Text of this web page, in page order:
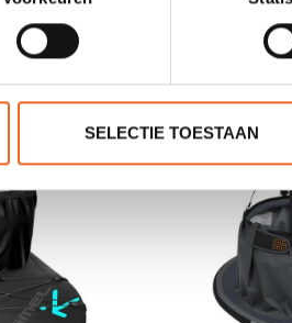
SELECTIE TOESTAAN